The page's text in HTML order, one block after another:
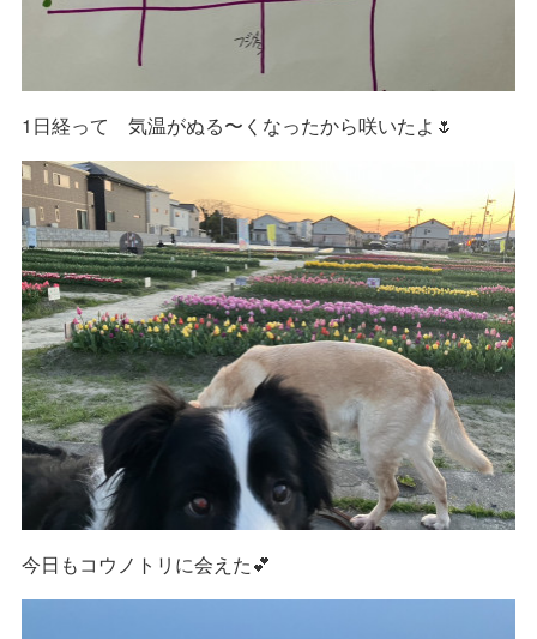
1日経って 気温がぬる〜くなったから咲いたよ🌷
今日もコウノトリに会えた💕